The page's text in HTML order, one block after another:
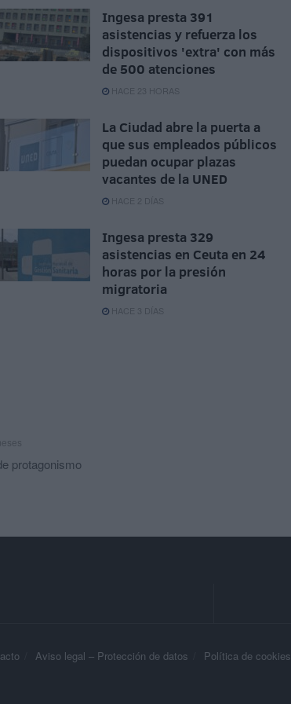
Ingesa presta 391
asistencias y refuerza los
dispositivos 'extra' con más
de 500 atenciones
HACE 23 HORAS
La Ciudad abre la puerta a
que sus empleados públicos
puedan ocupar plazas
vacantes de la UNED
HACE 2 DÍAS
Ingesa presta 329
asistencias en Ceuta en 24
horas por la presión
migratoria
HACE 3 DÍAS
protagonismo
Aviso legal – Protección de datos Política de cookies